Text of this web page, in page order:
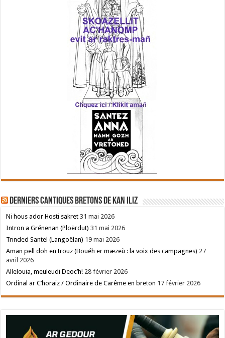
Derniers cantiques bretons de Kan Iliz
Ni hous ador Hosti sakret 31 mai 2026
Intron a Grénenan (Ploërdut) 31 mai 2026
Trinded Santel (Langoëlan) 19 mai 2026
Amañ pell doh en trouz (Bouéh er mæzeù : la voix des campagnes) 27
avril 2026
Allelouia, meuleudi Deoc’h! 28 février 2026
Ordinal ar C’horaiz / Ordinaire de Carême en breton 17 février 2026